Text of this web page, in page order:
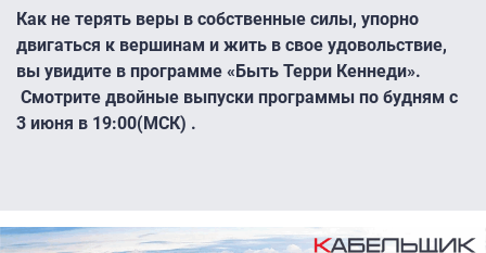
Как не терять веры в собственные силы, упорно
двигаться к вершинам и жить в свое удовольствие,
вы увидите в программе «Быть Терри Кеннеди».
Смотрите двойные выпуски программы по будням с
3 июня в 19:00(МСК) .